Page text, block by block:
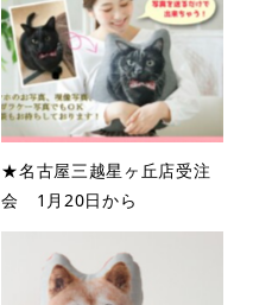
★名古屋三越星ヶ丘店受注
会 1月20日から